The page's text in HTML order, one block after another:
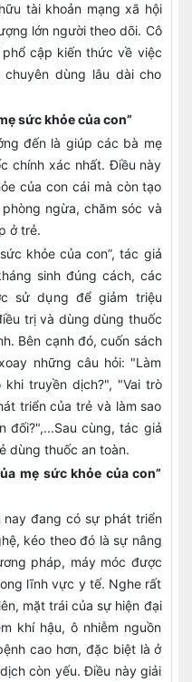
tài khoản mạng xã hội
lớn người theo dõi. Cô
cập kiến thức về việc
dùng lâu dài cho
sức khỏe của con”
đến là giúp các bà mẹ
chính xác nhất. Điều này
của con cái mà còn tạo
ngừa, chăm sóc và
ở trẻ.
khỏe của con”, tác giả
sinh đúng cách, các
sử dụng để giảm triệu
trị và dùng dùng thuốc
Bên cạnh đó, cuốn sách
những câu hỏi: "Làm
truyền dịch?", "Vai trò
triển của trẻ và làm sao
đối?",...Sau cùng, tác giả
dùng thuốc an toàn.
mẹ sức khỏe của con”
nay đang có sự phát triển
kéo theo đó là sự nâng
pháp, máy móc được
lĩnh vực y tế. Nghe rất
mặt trái của sự hiện đại
khí hậu, ô nhiễm nguồn
cao hơn, đặc biệt là ở
còn yếu. Điều này giải